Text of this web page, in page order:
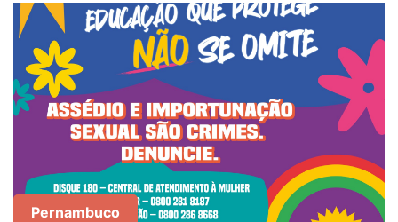
Pernambuco